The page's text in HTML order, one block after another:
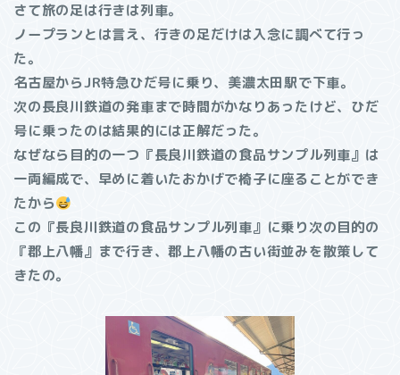
さて旅の足は行きは列車。
ノープランとは言え、行きの足だけは入念に調べて行っ
た。
名古屋からJR特急ひだ号に乗り、美濃太田駅で下車。
次の長良川鉄道の発車まで時間がかなりあったけど、ひだ
号に乗ったのは結果的には正解だった。
なぜなら目的の一つ『長良川鉄道の食品サンプル列車』は
一両編成で、早めに着いたおかげで椅子に座ることができ
たから
この『長良川鉄道の食品サンプル列車』に乗り次の目的の
『郡上八幡』まで行き、郡上八幡の古い街並みを散策して
きたの。